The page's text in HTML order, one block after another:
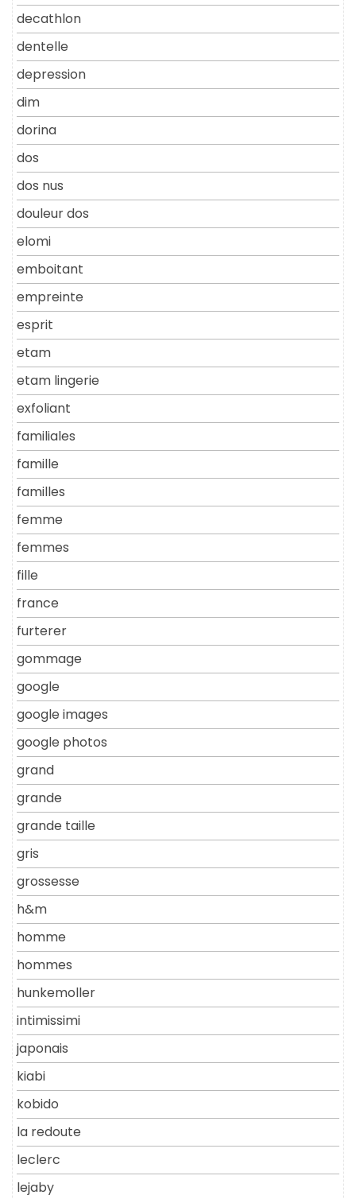
decathlon
dentelle
depression
dim
dorina
dos
dos nus
douleur dos
elomi
emboitant
empreinte
esprit
etam
etam lingerie
exfoliant
familiales
famille
familles
femme
femmes
fille
france
furterer
gommage
google
google images
google photos
grand
grande
grande taille
gris
grossesse
h&m
homme
hommes
hunkemoller
intimissimi
japonais
kiabi
kobido
la redoute
leclerc
lejaby